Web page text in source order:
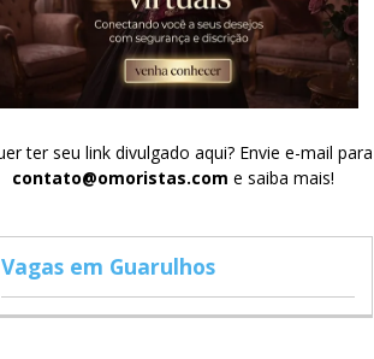
ter seu link divulgado aqui? Envie e-mail para
contato@omoristas.com e saiba mais!
Vagas em Guarulhos